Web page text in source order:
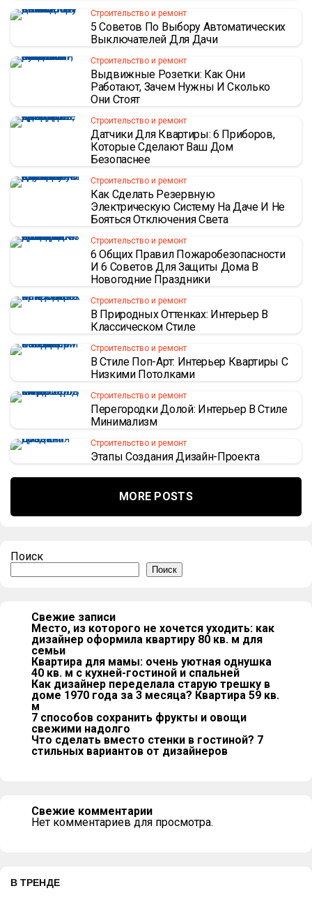
Строительство и ремонт
5 Советов По Выбору Автоматических
Выключателей Для Дачи
Строительство и ремонт
Выдвижные Розетки: Как Они
Работают, Зачем Нужны И Сколько
Они Стоят
Строительство и ремонт
Датчики Для Квартиры: 6 Приборов,
Которые Сделают Ваш Дом
Безопаснее
Строительство и ремонт
Как Сделать Резервную
Электрическую Систему На Даче И Не
Бояться Отключения Света
Строительство и ремонт
6 Общих Правил Пожаробезопасности
И 6 Советов Для Защиты Дома В
Новогодние Праздники
Строительство и ремонт
В Природных Оттенках: Интерьер В
Классическом Стиле
Строительство и ремонт
В Стиле Поп-Арт: Интерьер Квартиры С
Низкими Потолками
Строительство и ремонт
Перегородки Долой: Интерьер В Стиле
Минимализм
Строительство и ремонт
Этапы Создания Дизайн-Проекта
MORE POSTS
Поиск
Поиск
Свежие записи
Место, из которого не хочется уходить: как
дизайнер оформила квартиру 80 кв. м для
семьи
Квартира для мамы: очень уютная однушка
40 кв. м с кухней-гостиной и спальней
Как дизайнер переделала старую трешку в
доме 1970 года за 3 месяца? Квартира 59 кв.
м
7 способов сохранить фрукты и овощи
свежими надолго
Что сделать вместо стенки в гостиной? 7
стильных вариантов от дизайнеров
Свежие комментарии
Нет комментариев для просмотра.
В ТРЕНДЕ